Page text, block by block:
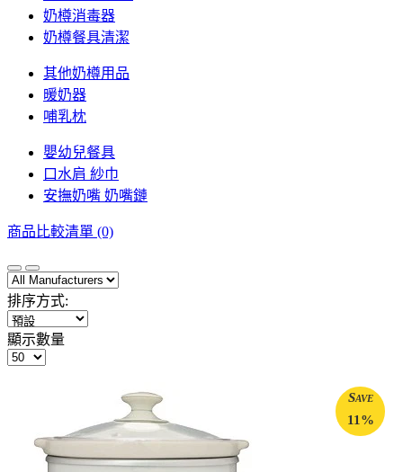
奶樽消毒器
奶樽餐具清潔
其他奶樽用品
暖奶器
哺乳枕
嬰幼兒餐具
口水肩 紗巾
安撫奶嘴 奶嘴鏈
商品比較清單 (0)
排序方式:
顯示數量
Save
11%